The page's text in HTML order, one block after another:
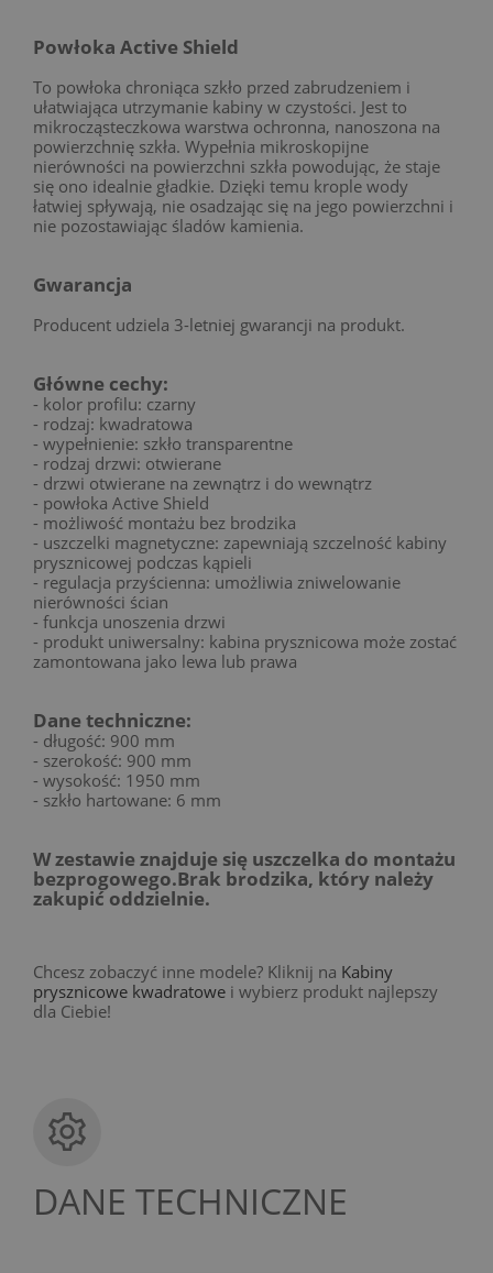
Powłoka Active Shield
To powłoka chroniąca szkło przed zabrudzeniem i
ułatwiająca utrzymanie kabiny w czystości. Jest to
mikrocząsteczkowa warstwa ochronna, nanoszona na
powierzchnię szkła. Wypełnia mikroskopijne
nierówności na powierzchni szkła powodując, że staje
się ono idealnie gładkie. Dzięki temu krople wody
łatwiej spływają, nie osadzając się na jego powierzchni i
nie pozostawiając śladów kamienia.
Gwarancja
Producent udziela 3-letniej gwarancji na produkt.
Główne cechy:
- kolor profilu: czarny
- rodzaj: kwadratowa
- wypełnienie: szkło transparentne
- rodzaj drzwi: otwierane
- drzwi otwierane na zewnątrz i do wewnątrz
- powłoka Active Shield
- możliwość montażu bez brodzika
- uszczelki magnetyczne: zapewniają szczelność kabiny
prysznicowej podczas kąpieli
- regulacja przyścienna: umożliwia zniwelowanie
nierówności ścian
- funkcja unoszenia drzwi
- produkt uniwersalny: kabina prysznicowa może zostać
zamontowana jako lewa lub prawa
Dane techniczne:
- długość: 900 mm
- szerokość: 900 mm
- wysokość: 1950 mm
- szkło hartowane: 6 mm
W zestawie znajduje się uszczelka do montażu
bezprogowego.Brak brodzika, który należy
zakupić oddzielnie.
Chcesz zobaczyć inne modele? Kliknij na Kabiny
prysznicowe kwadratowe i wybierz produkt najlepszy
dla Ciebie!
DANE TECHNICZNE